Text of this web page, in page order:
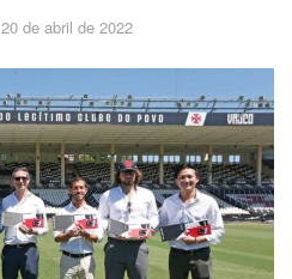
20 de abril de 2022